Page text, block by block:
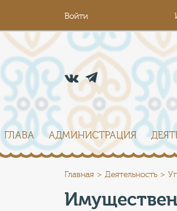
Войти
ГЛАВА АДМИНИСТРАЦИЯ
Главная Деятельность